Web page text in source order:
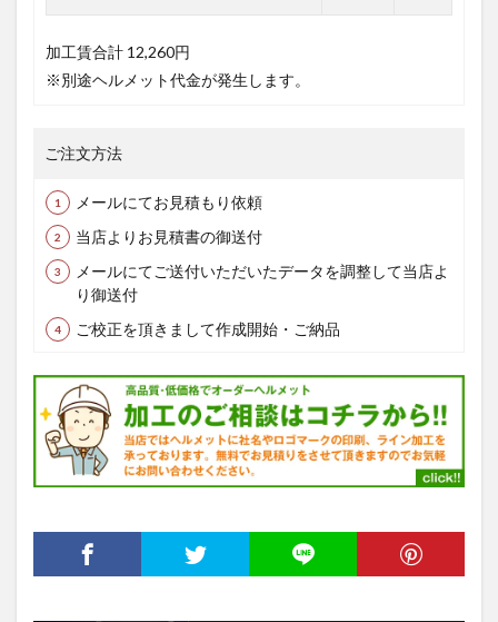
加工賃合計 12,260円
※別途ヘルメット代金が発生します。
ご注文方法
メールにてお見積もり依頼
当店よりお見積書の御送付
メールにてご送付いただいたデータを調整して当店よ
り御送付
ご校正を頂きまして作成開始・ご納品